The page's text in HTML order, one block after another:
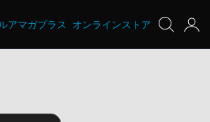
ルアマガプラス オンラインストア